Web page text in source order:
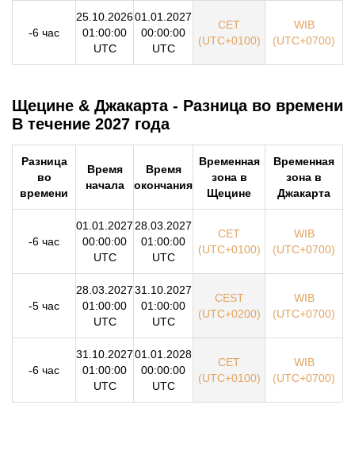
-6 час
25.10.2026
01:00:00
UTC
01.01.2027
00:00:00
UTC
CET
(UTC+0100)
WIB
(UTC+0700)
Щецине & Джакарта - Разница во времени
В течение 2027 года
Разница
во
времени
Время
начала
Время
окончания
Временная
зона в
Щецине
Временная
зона в
Джакарта
-6 час
01.01.2027
00:00:00
UTC
28.03.2027
01:00:00
UTC
CET
(UTC+0100)
WIB
(UTC+0700)
-5 час
28.03.2027
01:00:00
UTC
31.10.2027
01:00:00
UTC
CEST
(UTC+0200)
WIB
(UTC+0700)
-6 час
31.10.2027
01:00:00
UTC
01.01.2028
00:00:00
UTC
CET
(UTC+0100)
WIB
(UTC+0700)